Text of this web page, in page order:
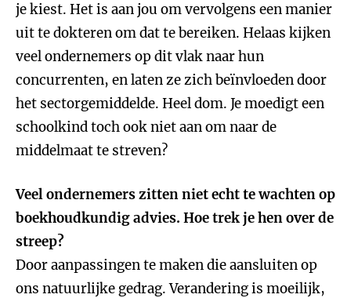
je kiest. Het is aan jou om vervolgens een manier
uit te dokteren om dat te bereiken. Helaas kijken
veel ondernemers op dit vlak naar hun
concurrenten, en laten ze zich beïnvloeden door
het sectorgemiddelde. Heel dom. Je moedigt een
schoolkind toch ook niet aan om naar de
middelmaat te streven?
Veel ondernemers zitten niet echt te wachten op
boekhoudkundig advies. Hoe trek je hen over de
streep?
Door aanpassingen te maken die aansluiten op
ons natuurlijke gedrag. Verandering is moeilijk,